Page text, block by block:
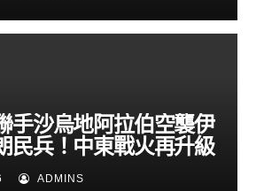
手沙烏地阿拉伯空襲伊
民兵！中東戰火再升級
ADMINS